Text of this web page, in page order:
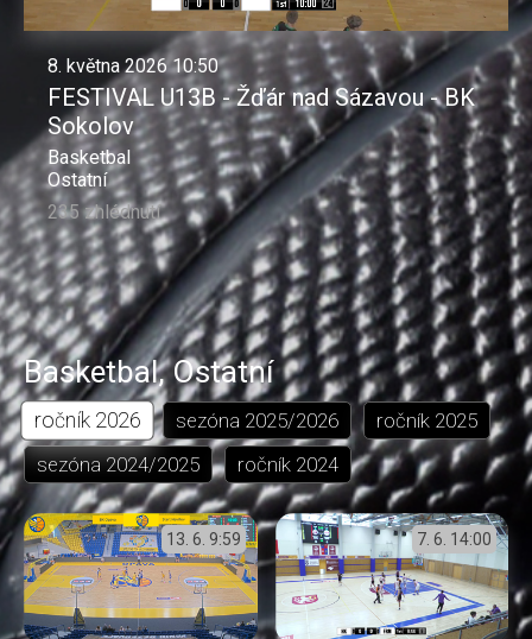
8. května 2026 10:50
FESTIVAL U13B - Žďár nad Sázavou - BK
Sokolov
Basketbal
Ostatní
235 zhlédnutí
Basketbal,Ostatní
ročník 2026 sezóna 2025/2026 ročník 2025
sezóna 2024/2025 ročník 2024
13. 6. 9:59 7. 6. 14:00